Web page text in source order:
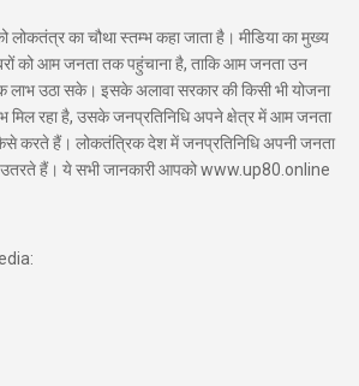
लोकतंत्र का चौथा स्तम्भ कहा जाता है। मीडिया का मुख्य
को आम जनता तक पहुंचाना है, ताकि आम जनता उन
उठा सके। इसके अलावा सरकार की किसी भी योजना
मिल रहा है, उसके जनप्रतिनिधि अपने क्षेत्र में आम जनता
करते हैं। लोकतंत्रिक देश में जनप्रतिनिधि अपनी जनता
उतरते हैं। ये सभी जानकारी आपको www.up80.online